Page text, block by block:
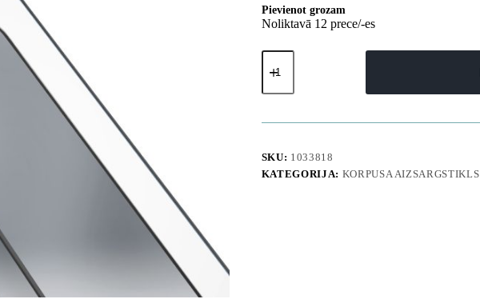
Pievienot grozam
Noliktavā 12 prece/-es
Rūdīts
stikls
15T
vāciņam
SKU: 1033818
KATEGORIJA: KORPUSA AIZSARGSTIKLS